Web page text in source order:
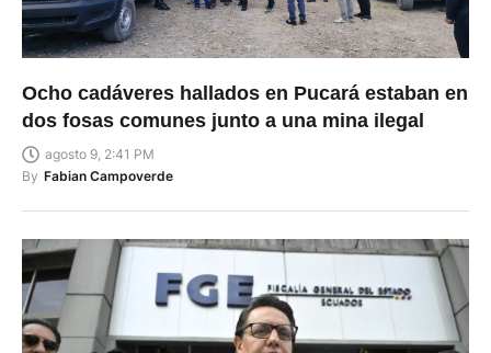
Ocho cadáveres hallados en Pucará estaban en
dos fosas comunes junto a una mina ilegal
agosto 9, 2:41 PM
By Fabian Campoverde